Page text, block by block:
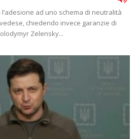
ad uno schema di neutralità
chiedendo invece garanzie di
Zelensky...